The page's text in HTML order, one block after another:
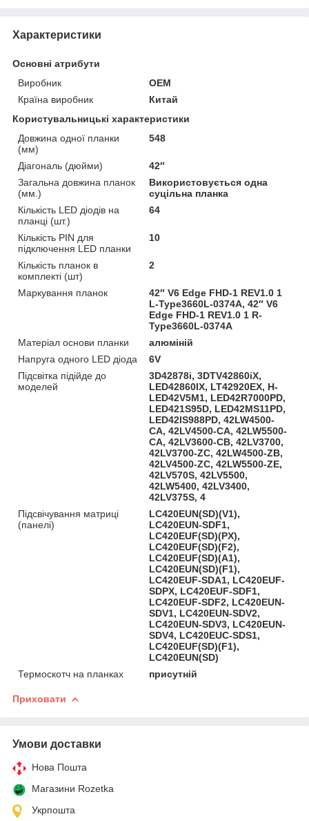
Характеристики
Основні атрибути
Виробник
OEM
Країна виробник
Китай
Користувальницькі характеристики
Довжина одної планки
(мм)
548
Діагональ (дюйми)
42″
Загальна довжина планок
(мм.)
Використовується одна
суцільна планка
Кількість LED діодів на
планці (шт.)
64
Кількість PIN для
підключення LED планки
10
Кількість планок в
комплекті (шт)
2
Маркування планок
42″ V6 Edge FHD-1 REV1.0 1
L-Type3660L-0374A, 42″ V6
Edge FHD-1 REV1.0 1 R-
Type3660L-0374A
Матеріал основи планки
алюміній
Напруга одного LED діода
6V
Підсвітка підійде до
моделей
3D42878i, 3DTV42860iX,
LED42860IX, LT42920EX, H-
LED42V5M1, LED42R7000PD,
LED421S95D, LED42MS11PD,
LED42IS988PD, 42LW4500-
CA, 42LV4500-CA, 42LW5500-
CA, 42LV3600-CB, 42LV3700,
42LV3700-ZC, 42LW4500-ZB,
42LV4500-ZC, 42LW5500-ZE,
42LV570S, 42LV5500,
42LW5400, 42LV3400,
42LV375S, 4
Підсвічування матриці
(панелі)
LC420EUN(SD)(V1),
LC420EUN-SDF1,
LC420EUF(SD)(PX),
LC420EUF(SD)(F2),
LC420EUF(SD)(A1),
LC420EUN(SD)(F1),
LC420EUF-SDA1, LC420EUF-
SDPX, LC420EUF-SDF1,
LC420EUF-SDF2, LC420EUN-
SDV1, LC420EUN-SDV2,
LC420EUN-SDV3, LC420EUN-
SDV4, LC420EUC-SDS1,
LC420EUF(SD)(F1),
LC420EUN(SD)
Термоскотч на планках
присутній
Приховати
Умови доставки
Нова Пошта
Магазини Rozetka
Укрпошта